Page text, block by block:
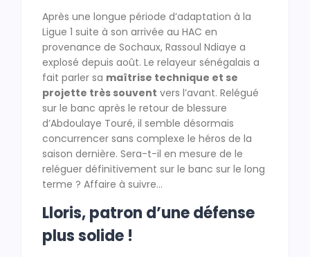
Après une longue période d’adaptation à la
Ligue 1 suite à son arrivée au HAC en
provenance de Sochaux, Rassoul Ndiaye a
explosé depuis août. Le relayeur sénégalais a
fait parler sa maîtrise technique et se
projette très souvent vers l’avant. Relégué
sur le banc après le retour de blessure
d’Abdoulaye Touré, il semble désormais
concurrencer sans complexe le héros de la
saison dernière. Sera-t-il en mesure de le
reléguer définitivement sur le banc sur le long
terme ? Affaire à suivre…
Lloris, patron d’une défense
plus solide !